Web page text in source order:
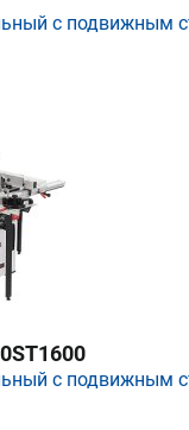
с подвижным
с подвижным